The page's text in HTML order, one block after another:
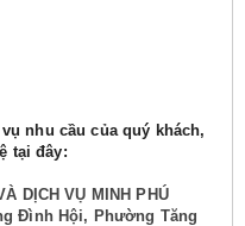
nhu cầu của quý khách,
tại đây:
DỊCH VỤ MINH PHÚ
Đình Hội, Phường Tăng